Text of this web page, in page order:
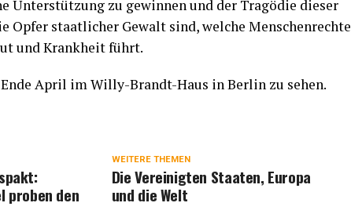
Unterstützung zu gewinnen und der Tragödie dieser
Opfer staatlicher Gewalt sind, welche Menschenrechte
und Krankheit führt.
April im Willy-Brandt-Haus in Berlin zu sehen.
WEITERE THEMEN
Die Vereinigten Staaten, Europa
und die Welt
proben den